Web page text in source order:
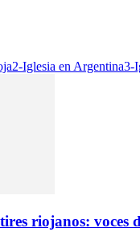
2-Iglesia en Argentina3-
riojanos: voces